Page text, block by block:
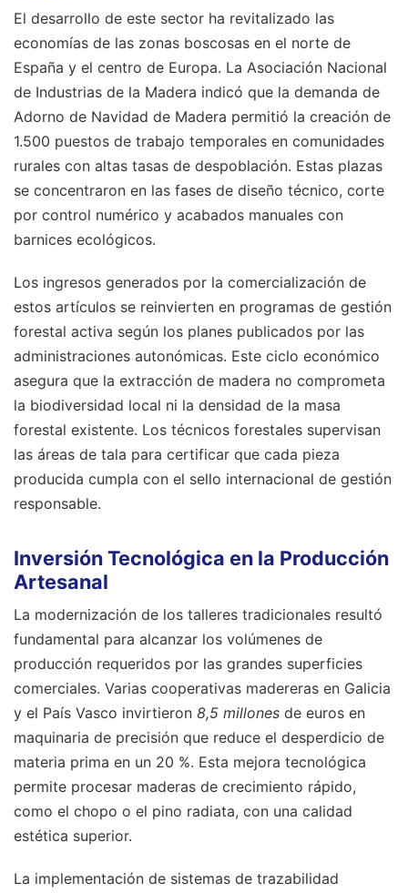
El desarrollo de este sector ha revitalizado las
economías de las zonas boscosas en el norte de
España y el centro de Europa. La Asociación Nacional
de Industrias de la Madera indicó que la demanda de
Adorno de Navidad de Madera permitió la creación de
1.500 puestos de trabajo temporales en comunidades
rurales con altas tasas de despoblación. Estas plazas
se concentraron en las fases de diseño técnico, corte
por control numérico y acabados manuales con
barnices ecológicos.
Los ingresos generados por la comercialización de
estos artículos se reinvierten en programas de gestión
forestal activa según los planes publicados por las
administraciones autonómicas. Este ciclo económico
asegura que la extracción de madera no comprometa
la biodiversidad local ni la densidad de la masa
forestal existente. Los técnicos forestales supervisan
las áreas de tala para certificar que cada pieza
producida cumpla con el sello internacional de gestión
responsable.
Inversión Tecnológica en la Producción
Artesanal
La modernización de los talleres tradicionales resultó
fundamental para alcanzar los volúmenes de
producción requeridos por las grandes superficies
comerciales. Varias cooperativas madereras en Galicia
y el País Vasco invirtieron 8,5 millones de euros en
maquinaria de precisión que reduce el desperdicio de
materia prima en un 20 %. Esta mejora tecnológica
permite procesar maderas de crecimiento rápido,
como el chopo o el pino radiata, con una calidad
estética superior.
La implementación de sistemas de trazabilidad